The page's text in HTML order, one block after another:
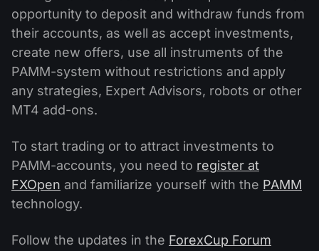
PAMM ECN
Masters e Seguidores
Concursos Forex
Ações
Criptomoedas
Calendário de dividendos
Fórum Forex
Centro de ajuda
O que é negociação de CFDs?
O que é negociação ECN?
O que é um corretor Forex?
Por que nós?
História
Contate-nos
opportunity to deposit and withdraw funds from
their accounts, as well as accept investments,
create new offers, use all instruments of the
PAMM-system without restrictions and apply
any strategies, Expert Advisors, robots or other
MT4 add-ons.
To start trading or to attract investments to
PAMM-accounts, you need to register at
FXOpen and familiarize yourself with the PAMM
technology.
Follow the updates in the ForexCup Forum